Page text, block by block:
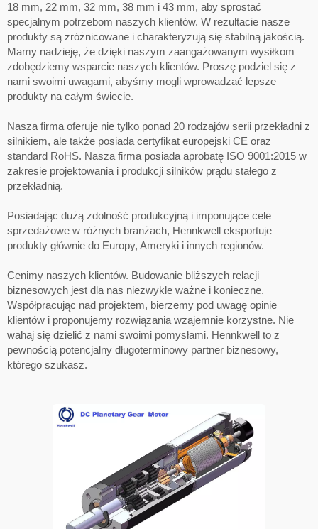
18 mm, 22 mm, 32 mm, 38 mm i 43 mm, aby sprostać
specjalnym potrzebom naszych klientów. W rezultacie nasze
produkty są zróżnicowane i charakteryzują się stabilną jakością.
Mamy nadzieję, że dzięki naszym zaangażowanym wysiłkom
zdobędziemy wsparcie naszych klientów. Proszę podziel się z
nami swoimi uwagami, abyśmy mogli wprowadzać lepsze
produkty na całym świecie.
Nasza firma oferuje nie tylko ponad 20 rodzajów serii przekładni z
silnikiem, ale także posiada certyfikat europejski CE oraz
standard RoHS. Nasza firma posiada aprobatę ISO 9001:2015 w
zakresie projektowania i produkcji silników prądu stałego z
przekładnią.
Posiadając dużą zdolność produkcyjną i imponujące cele
sprzedażowe w różnych branżach, Hennkwell eksportuje
produkty głównie do Europy, Ameryki i innych regionów.
Cenimy naszych klientów. Budowanie bliższych relacji
biznesowych jest dla nas niezwykle ważne i konieczne.
Współpracując nad projektem, bierzemy pod uwagę opinie
klientów i proponujemy rozwiązania wzajemnie korzystne. Nie
wahaj się dzielić z nami swoimi pomysłami. Hennkwell to z
pewnością potencjalny długoterminowy partner biznesowy,
którego szukasz.